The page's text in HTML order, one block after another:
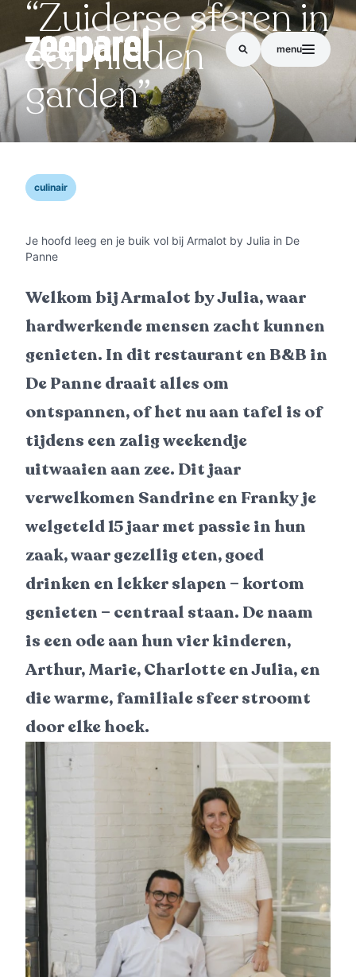
menu
“Zuiderse sferen in
een hidden
garden”
culinair
Je hoofd leeg en je buik vol bij Armalot by Julia in De
Panne
Welkom bij Armalot by Julia, waar
hardwerkende mensen zacht kunnen
genieten. In dit restaurant en B&B in
De Panne draait alles om
ontspannen, of het nu aan tafel is of
tijdens een zalig weekendje
uitwaaien aan zee. Dit jaar
verwelkomen Sandrine en Franky je
welgeteld 15 jaar met passie in hun
zaak, waar gezellig eten, goed
drinken en lekker slapen – kortom
genieten – centraal staan. De naam
is een ode aan hun vier kinderen,
Arthur, Marie, Charlotte en Julia, en
die warme, familiale sfeer stroomt
door elke hoek.